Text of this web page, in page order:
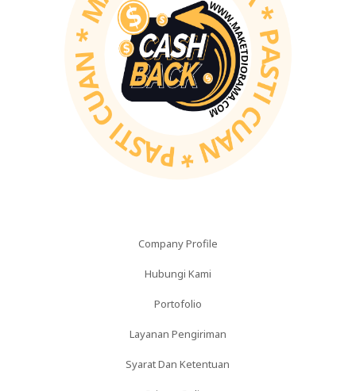
Company Profile
Hubungi Kami
Portofolio
Layanan Pengiriman
Syarat Dan Ketentuan